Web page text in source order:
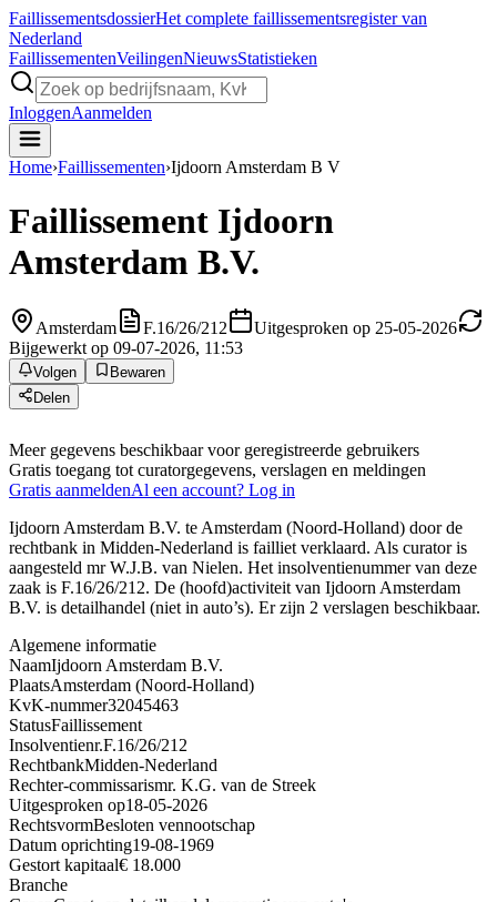
FaillissementsdossierHet complete faillissementsregister van
Nederland
FaillissementenVeilingenNieuwsStatistieken
InloggenAanmelden
Home›Faillissementen›Ijdoorn Amsterdam B V
Faillissement Ijdoorn
Amsterdam B.V.
Amsterdam F.16/26/212
Uitgesproken op 25-05-2026
Bijgewerkt op 09-07-2026, 11:53
Volgen
Bewaren
Delen
Meer gegevens beschikbaar voor geregistreerde gebruikers
Gratis toegang tot curatorgegevens, verslagen en meldingen
Gratis aanmeldenAl een account? Log in
Ijdoorn Amsterdam B.V. te Amsterdam (Noord-Holland) door de
rechtbank in Midden-Nederland is failliet verklaard. Als curator is
aangesteld mr W.J.B. van Nielen. Het insolventienummer van deze
zaak is F.16/26/212. De (hoofd)activiteit van Ijdoorn Amsterdam
B.V. is detailhandel (niet in auto’s). Er zijn 2 verslagen beschikbaar.
Algemene informatie
NaamIjdoorn Amsterdam B.V.
PlaatsAmsterdam (Noord-Holland)
KvK-nummer32045463
StatusFaillissement
Insolventienr.F.16/26/212
RechtbankMidden-Nederland
Rechter-commissarismr. K.G. van de Streek
Uitgesproken op18-05-2026
RechtsvormBesloten vennootschap
Datum oprichting19-08-1969
Gestort kapitaal€ 18.000
Branche